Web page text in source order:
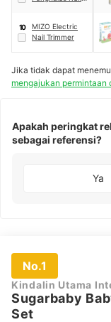
10
MIZO Electric
Nail Trimmer
Jika tidak dapat
mengajukan permintaan
Apakah peringkat
sebagai referensi?
Ya
No.1
Kindalin Utama
Sugarbaby
Set